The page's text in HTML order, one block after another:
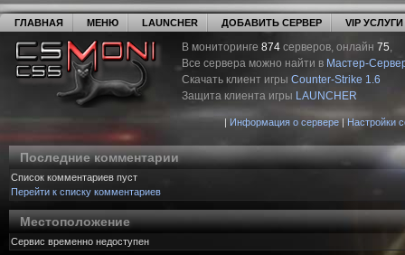
ГЛАВНАЯ МЕНЮ LAUNCHER ДОБАВИТЬ СЕРВЕР VIP УСЛУГИ
В мониторинге 874 серверов, онлайн 75,
Все сервера можно найти в Мастер-
Скачать клиент игры Counter-Strike 1.6
Защита клиента игры LAUNCHER
| Информация о сервере| Настройки
Последние комментарии
Список комментариев пуст
Перейти к списку комментариев
Местоположение
Сервис временно недоступен